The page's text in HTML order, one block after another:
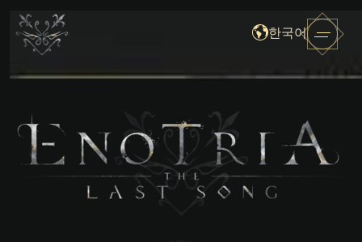
한국어